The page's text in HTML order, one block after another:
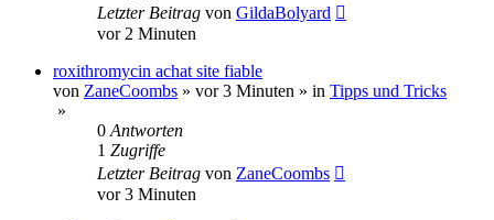
Letzter Beitrag von GildaBolyard
vor 2 Minuten
roxithromycin achat site fiable
von ZaneCoombs » vor 3 Minuten » in Tipps und Tricks
»
0 Antworten
1 Zugriffe
Letzter Beitrag von ZaneCoombs
vor 3 Minuten